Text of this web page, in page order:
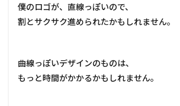
僕のロゴが、直線っぽいので、
割とサクサク進められたかもしれません。
曲線っぽいデザインのものは、
もっと時間がかかるかもしれません。